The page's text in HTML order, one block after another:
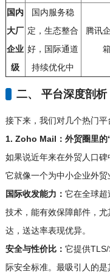
国内
大厂
企业
级
国内服务稳
定，生态整合
好，国际通道
持续优化中
腾讯
二、 平台深度剖析
接下来，我们对几个热门平
1. Zoho Mail：外贸圈里的
如果说近年来在外贸人口碑
它就像一个为中小企业外贸
国际收发能力： 它在全球超
技术，能有效保障邮件，
达，送达率表现优异。
安全与性价比： 它提供
际安全标准。最吸引人的